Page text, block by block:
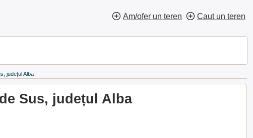
Am/ofer un teren Caut un teren
județul Alba
Sus, județul Alba